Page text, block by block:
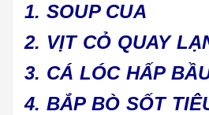
1. SOUP CUA
2. VỊT CỎ QUAY
3. CÁ LÓC HẤP
4. BẮP BÒ SỐT